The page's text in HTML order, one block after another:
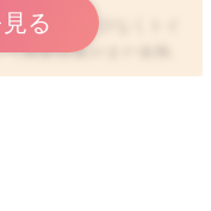
膀胱容量が少なくトイ
感覚自体がまだ未熟
すので、トイレトレ
してきます。
います。
る